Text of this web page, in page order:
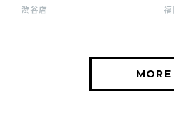
渋谷店 福
MORE